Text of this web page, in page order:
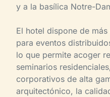
y a la basílica Notre-
El hotel dispone de
para eventos
lo que permite acoger
seminarios
corporativos de alta
arquitectónico, la